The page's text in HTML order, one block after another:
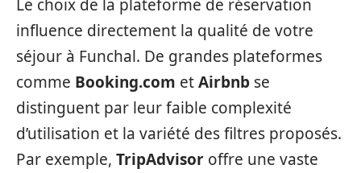
Le choix de la plateforme de réservation
influence directement la qualité de votre
séjour à Funchal. De grandes plateformes
comme Booking.com etAirbnb se
distinguent par leur faible complexité
d’utilisation et la variété des filtres proposés.
Par exemple, TripAdvisor offre une vaste